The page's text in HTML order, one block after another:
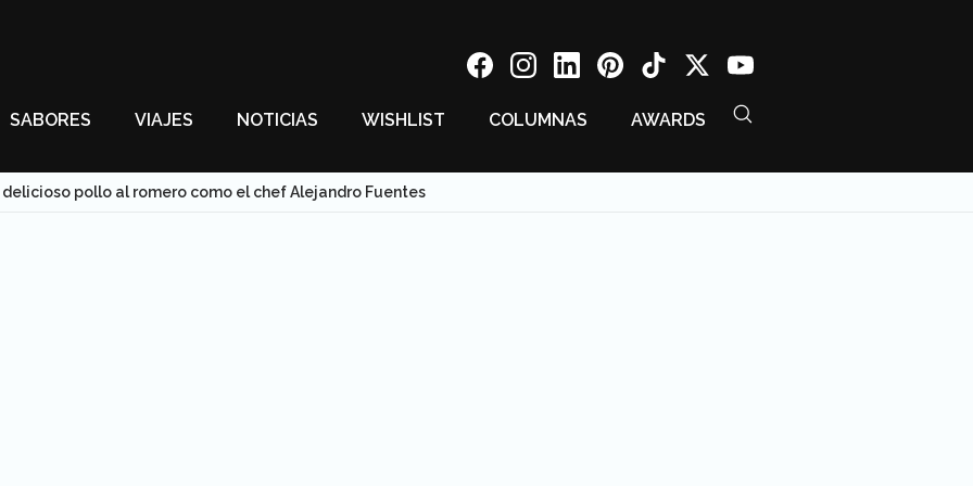
SABORES VIAJES NOTICIAS WISHLIST COLUMNAS AWARDS
delicioso pollo al romero como el chef Alejandro Fuentes